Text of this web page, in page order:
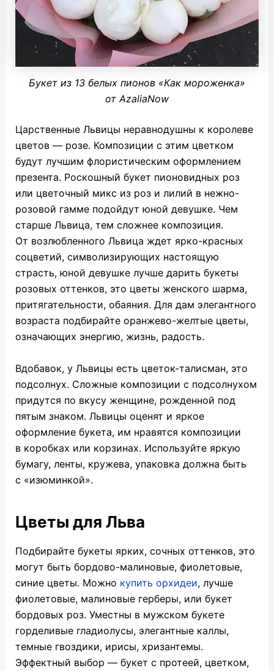
Букет из 13 белых пионов «Как мороженка»
от AzaliaNow
Царственные Львицы неравнодушны к королеве
цветов — розе. Композиции с этим цветком
будут лучшим флористическим оформлением
презента. Роскошный букет пионовидных роз
или цветочный микс из роз и лилий в нежно-
розовой гамме подойдут юной девушке. Чем
старше Львица, тем сложнее композиция.
От возлюбленного Львица ждет ярко-красных
соцветий, символизирующих настоящую
страсть, юной девушке лучше дарить букеты
розовых оттенков, это цветы женского шарма,
притягательности, обаяния. Для дам элегантного
возраста подбирайте оранжево-желтые цветы,
означающих энергию, жизнь, радость.
Вдобавок, у Львицы есть цветок-талисман, это
подсолнух. Сложные композиции с подсолнухом
придутся по вкусу женщине, рожденной под
пятым знаком. Львицы оценят и яркое
оформление букета, им нравятся композиции
в коробках или корзинах. Используйте яркую
бумагу, ленты, кружева, упаковка должна быть
с «изюминкой».
Цветы для Льва
Подбирайте букеты ярких, сочных оттенков, это
могут быть бордово-малиновые, фиолетовые,
синие цветы. Можно купить орхидеи, лучше
фиолетовые, малиновые герберы, или букет
бордовых роз. Уместны в мужском букете
горделивые гладиолусы, элегантные каллы,
темные гвоздики, ирисы, хризантемы.
Эффектный выбор — букет с протеей, цветком,